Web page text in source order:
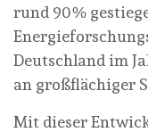
rund 90 %
Deutschland im
an großflächiger
Mit dieser